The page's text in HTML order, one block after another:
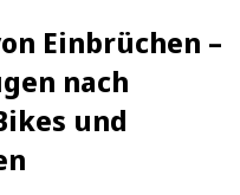
Einbrüchen –
nach
und